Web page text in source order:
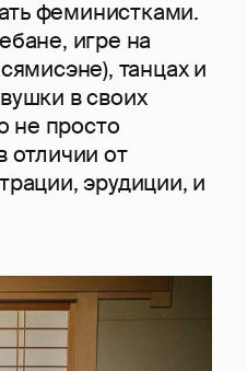
феминистками.
игре на
танцах и
в своих
не просто
отличии от
эрудиции, и